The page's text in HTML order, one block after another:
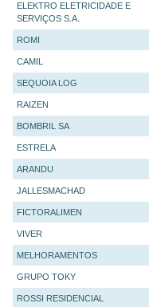
ELEKTRO ELETRICIDADE E
SERVIÇOS S.A.
ROMI
CAMIL
SEQUOIA LOG
RAIZEN
BOMBRIL SA
ESTRELA
ARANDU
JALLESMACHAD
FICTORALIMEN
VIVER
MELHORAMENTOS
GRUPO TOKY
ROSSI RESIDENCIAL